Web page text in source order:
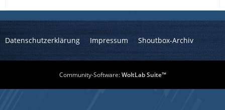
Datenschutzerklärung Impressum Shoutbox-Archiv
Community-Software:WoltLab Suite™